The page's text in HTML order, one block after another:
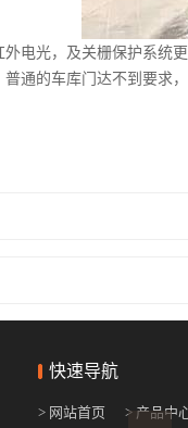
电光，及关栅保护系统
通的车库门达不到要求
快速导航
> 网站首页 > 产品中